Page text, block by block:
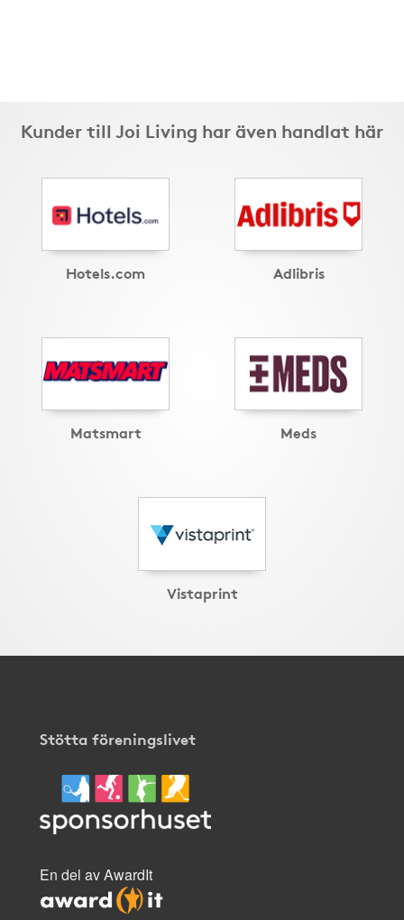
Kunder till Joi Living har även handlat här
Hotels.com Adlibris
Matsmart Meds
Vistaprint
Stötta föreningslivet
En del av AwardIt